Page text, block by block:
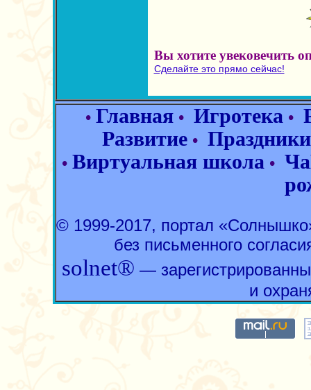
Вы хотите увековечить
Сделайте это прямо сейчас!
• Главная • Игротека •
Развитие• Праздники
• Виртуальная школа •
© 1999-2017, портал
без письменного
solnet® —
и